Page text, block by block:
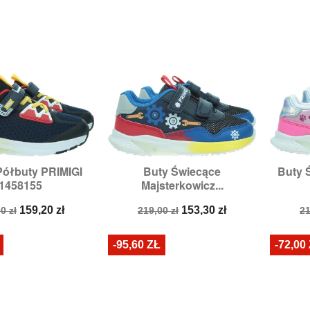
PRIMIGI
1458155
zł Cena
159,20 zł
podgląd
28,
Buty Świecące
Majsterkowicz...
Cena
219,00 zł Cena
153,30 zł
Szybki podgląd
Rozmiary:24,25,26
Buty
-95,60 ZŁ -72,00